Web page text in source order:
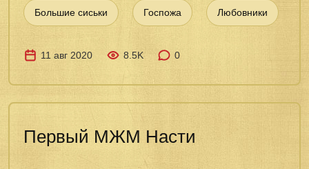
Большие сиськи Госпожа Любовники
11 авг 2020 8.5K 0
Первый МЖМ Насти